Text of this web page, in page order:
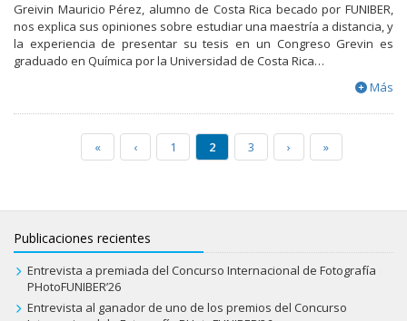
Greivin Mauricio Pérez, alumno de Costa Rica becado por FUNIBER,
nos explica sus opiniones sobre estudiar una maestría a distancia, y
la experiencia de presentar su tesis en un Congreso Grevin es
graduado en Química por la Universidad de Costa Rica…
Más
« ‹ 1 2 3 › »
Publicaciones recientes
Entrevista a premiada del Concurso Internacional de Fotografía
PHotoFUNIBER’26
Entrevista al ganador de uno de los premios del Concurso